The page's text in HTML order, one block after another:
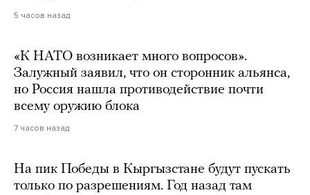
5 часов назад
«К НАТО возникает много вопросов».
Залужный заявил, что он сторонник альянса,
но Россия нашла противодействие почти
всему оружию блока
7 часов назад
На пик Победы в Кыргызстане будут пускать
только по разрешениям. Год назад там